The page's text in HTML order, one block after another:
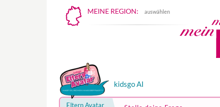
MEINE REGION: auswählen
kidsgo AI
Eltern Avatar